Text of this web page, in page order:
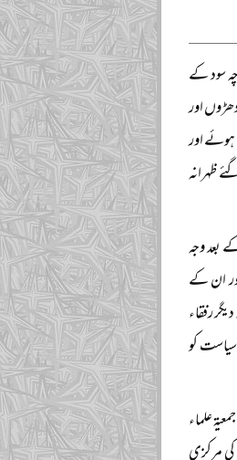
سود کے
اور
اور
ظہرانہ
بعد وجہ
ان کے
رفقاء
کو
علماء